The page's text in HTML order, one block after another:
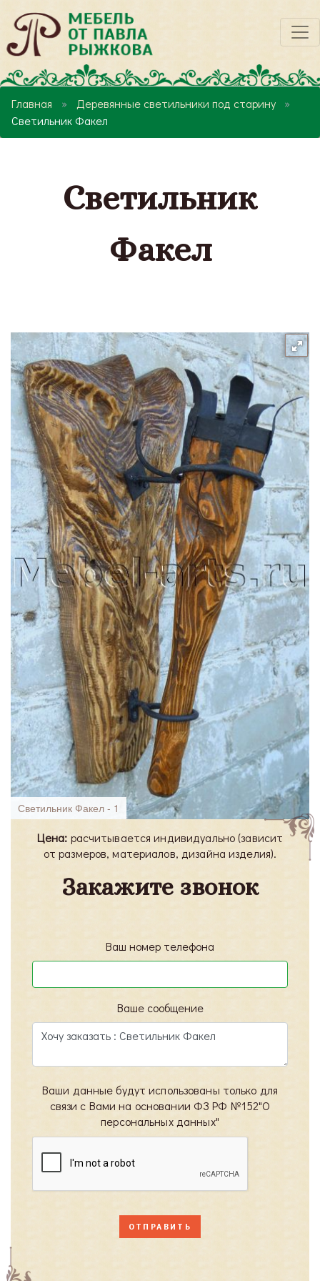
Главная
Деревянные светильники под старину
Светильник Факел
Светильник
Факел
Светильник Факел - 1
Цена: расчитывается индивидуально (зависит
от размеров, материалов, дизайна изделия).
Закажите звонок
Ваш номер телефона
Ваше сообщение
Ваши данные будут использованы только для
связи с Вами на основании ФЗ РФ №152"О
персональных данных"